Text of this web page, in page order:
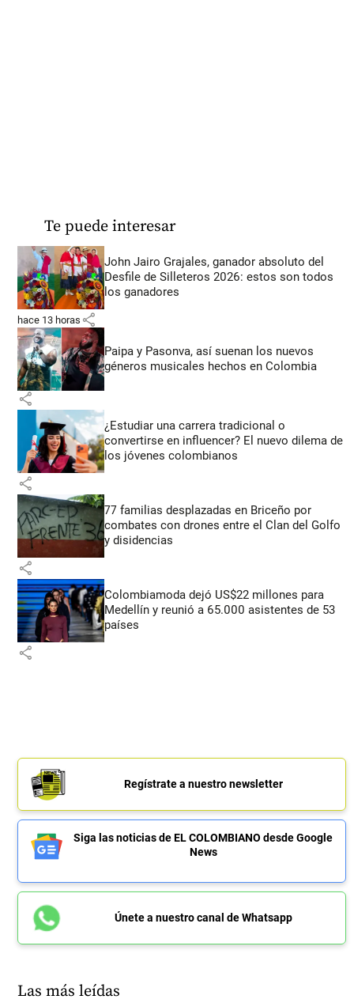
Te puede interesar
John Jairo Grajales, ganador absoluto del
Desfile de Silleteros 2026: estos son todos
los ganadores
hace 13 horas share
Paipa y Pasonva, así suenan los nuevos
géneros musicales hechos en Colombia
share
¿Estudiar una carrera tradicional o
convertirse en influencer? El nuevo dilema de
los jóvenes colombianos
share
77 familias desplazadas en Briceño por
combates con drones entre el Clan del Golfo
y disidencias
share
Colombiamoda dejó US$22 millones para
Medellín y reunió a 65.000 asistentes de 53
países
share
Regístrate a nuestro newsletter
Siga las noticias de EL COLOMBIANO desde Google
News
Únete a nuestro canal de Whatsapp
Las más leídas